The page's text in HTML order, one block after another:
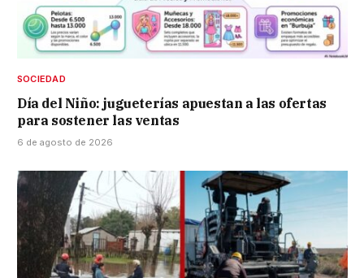
SOCIEDAD
Día del Niño: jugueterías apuestan a las ofertas
para sostener las ventas
6 de agosto de 2026